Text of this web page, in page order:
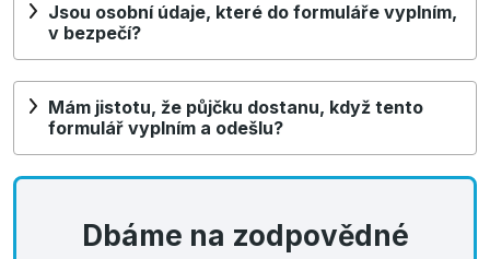
Jsou osobní údaje, které do formuláře vyplním,
v bezpečí?
Mám jistotu, že půjčku dostanu, když tento
formulář vyplním a odešlu?
Dbáme na zodpovědné